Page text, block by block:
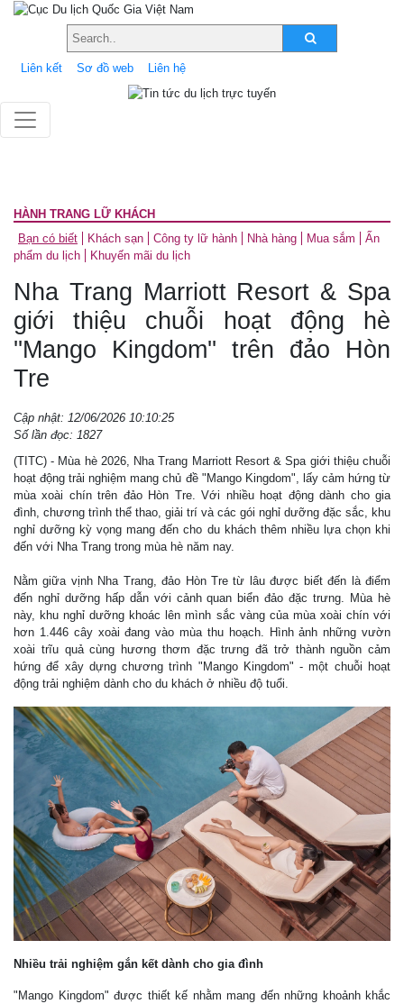
Liên kết Sơ đồ web Liên hệ
HÀNH TRANG LỮ KHÁCH
Bạn có biết
Khách sạn Công ty lữ hành Nhà hàng Mua sắm
Ấn
phẩm du lịch
Khuyến mãi du lịch
Nha Trang Marriott Resort & Spa
giới thiệu chuỗi hoạt động hè
''Mango Kingdom'' trên đảo Hòn
Tre
Cập nhật: 12/06/2026 10:10:25
Số lần đọc: 1827
(TITC) - Mùa hè 2026, Nha Trang Marriott Resort & Spa giới thiệu chuỗi
hoạt động trải nghiệm mang chủ đề "Mango Kingdom", lấy cảm hứng từ
mùa xoài chín trên đảo Hòn Tre. Với nhiều hoạt động dành cho gia
đình, chương trình thể thao, giải trí và các gói nghỉ dưỡng đặc sắc, khu
nghỉ dưỡng kỳ vọng mang đến cho du khách thêm nhiều lựa chọn khi
đến với Nha Trang trong mùa hè năm nay.
Nằm giữa vịnh Nha Trang, đảo Hòn Tre từ lâu được biết đến là điểm
đến nghỉ dưỡng hấp dẫn với cảnh quan biển đảo đặc trưng. Mùa hè
này, khu nghỉ dưỡng khoác lên mình sắc vàng của mùa xoài chín với
hơn 1.446 cây xoài đang vào mùa thu hoạch. Hình ảnh những vườn
xoài trĩu quả cùng hương thơm đặc trưng đã trở thành nguồn cảm
hứng để xây dựng chương trình "Mango Kingdom" - một chuỗi hoạt
động trải nghiệm dành cho du khách ở nhiều độ tuổi.
Nhiều trải nghiệm gắn kết dành cho gia đình
"Mango Kingdom" được thiết kế nhằm mang đến những khoảnh khắc